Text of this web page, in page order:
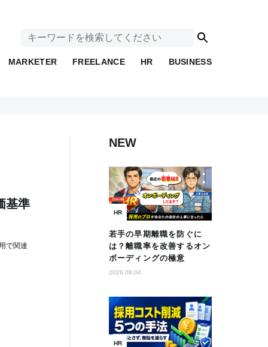
MARKETER FREELANCE HR BUSINESS
基準
で関連
NEW
HR
若手の早期離職を防ぐに
は？離職率を改善するオン
ボーディングの極意
2026.08.04
HR